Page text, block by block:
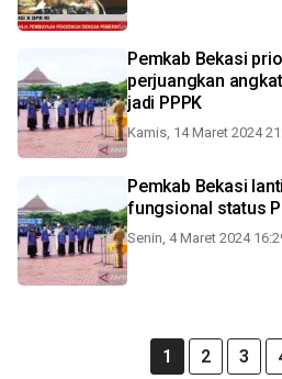
Pemkab Bekasi
perjuangkan
jadi PPPK
Kamis, 14 Maret 2024
Pemkab Bekasi
fungsional status
Senin, 4 Maret 2024
1 2 3